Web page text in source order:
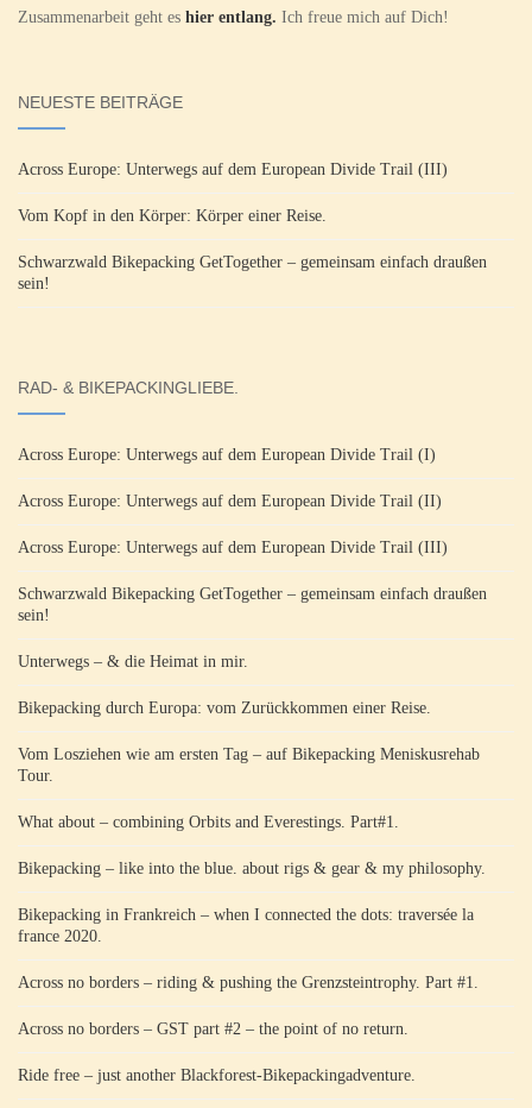
Zusammenarbeit geht es hier entlang. Ich freue mich auf Dich!
NEUESTE BEITRÄGE
Across Europe: Unterwegs auf dem European Divide Trail (III)
Vom Kopf in den Körper: Körper einer Reise.
Schwarzwald Bikepacking GetTogether – gemeinsam einfach draußen
sein!
RAD- & BIKEPACKINGLIEBE.
Across Europe: Unterwegs auf dem European Divide Trail (I)
Across Europe: Unterwegs auf dem European Divide Trail (II)
Across Europe: Unterwegs auf dem European Divide Trail (III)
Schwarzwald Bikepacking GetTogether – gemeinsam einfach draußen
sein!
Unterwegs – & die Heimat in mir.
Bikepacking durch Europa: vom Zurückkommen einer Reise.
Vom Losziehen wie am ersten Tag – auf Bikepacking Meniskusrehab
Tour.
What about – combining Orbits and Everestings. Part#1.
Bikepacking – like into the blue. about rigs & gear & my philosophy.
Bikepacking in Frankreich – when I connected the dots: traversée la
france 2020.
Across no borders – riding & pushing the Grenzsteintrophy. Part #1.
Across no borders – GST part #2 – the point of no return.
Ride free – just another Blackforest-Bikepackingadventure.